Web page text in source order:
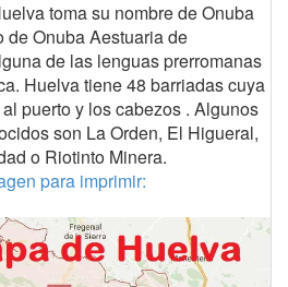
toma su nombre de Onuba
de Onuba Aestuaria de
de las lenguas prerromanas
Huelva tiene 48 barriadas cuya
puerto y los cabezos . Algunos
son La Orden, El Higueral,
o Riotinto Minera.
para imprimir: